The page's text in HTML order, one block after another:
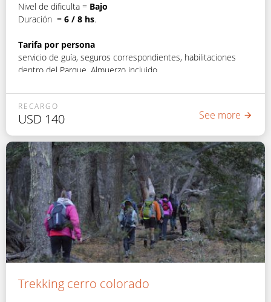
Nivel de dificulta = Bajo
Duración = 6 / 8 hs.
Tarifa por persona
servicio de guía, seguros correspondientes, habilitaciones
dentro del Parque. Almuerzo incluido
RECARGO
USD 140 See more
Trekking cerro colorado